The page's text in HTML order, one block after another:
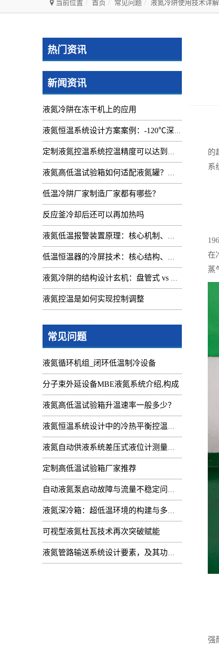
当前位置 首页 常见问题 液氮冷阱使用技术详
热门资讯
新闻资讯
液氮冷阱在冻干机上的应用
液氮恒温系统设计方案案例：-120℃深冷控温装置实操记录
定制液氮控温系统控温精度可以达到的范围及应用
液氮高低温试验箱如何适配液氮罐？核心要点与实操指南
低温冷阱厂家制造厂家都有哪些？
反应釜冷却后还可以再加热吗
液氮低温报警装置原理：核心机制、组成与应用解析
低温恒温器的冷屏技术：核心结构、功能与设计解析
液氮冷阱的结构设计玄机：盘管式 vs 腔体式，哪种捕集效率更高
液氮控温是如何实现控制调整
常见问题
液氮循环机组_闭环低温制冷设备
分子束外延设备MBE液氮系统介绍,构成
液氮高低温试验箱升温速率一般多少？
液氮恒温系统设计中的冷热平衡控温难点
液氮自动供液系统差压式液位计测量值周期性
定制高低温试验箱厂家推荐
自动液氮泵启动故障与流量不稳定问题：技术排查
液氮深冷箱：超低温环境的构建与多领域技术赋能
可视型液氮杜瓦技术再次突破赋能
液氮管路输送系统设计要素，及其功能开发
的
系
在
蒸
强